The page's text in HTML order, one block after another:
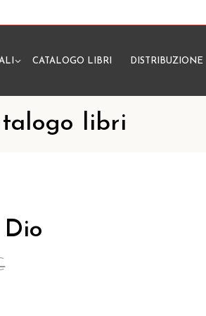
CATALOGO LIBRI DISTRIBUZIONE
libri